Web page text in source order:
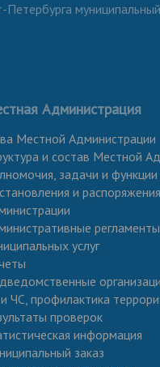
Администрация
Местной Администрации
и состав Местной
задачи и функции
и
услуг
ЧС, профилактика
проверок
информация
заказ